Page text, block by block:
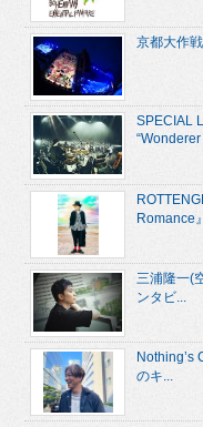
京都大作
SPECIAL
“Wonderer
Romance
三浦隆一(
ンタビ...
Nothing’s
のキ...